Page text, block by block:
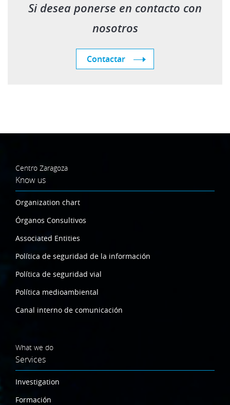
Si desea ponerse en contacto con
nosotros
Contactar
Centro Zaragoza
Know us
Organization chart
Órganos Consultivos
Associated Entities
Política de seguridad de la información
Política de seguridad vial
Política medioambiental
Canal interno de comunicación
What we do
Services
Investigation
Formación